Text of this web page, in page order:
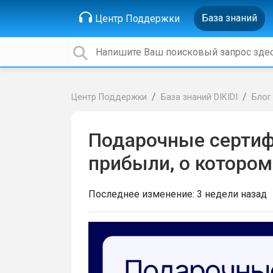
Центр Поддержки База знаний
Центр Поддержки База знаний DIKIDI Блог
Подарочные
прибыли, о
Последнее изменение: 3 недели назад